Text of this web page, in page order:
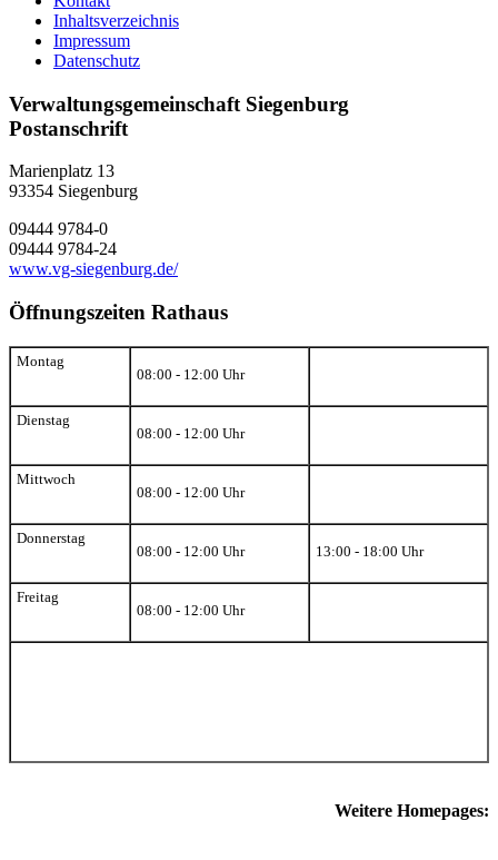
Inhaltsverzeichnis
Impressum
Datenschutz
Verwaltungsgemeinschaft Siegenburg
Postanschrift
Marienplatz 13
93354 Siegenburg
09444 9784-0
09444 9784-24
www.vg-siegenburg.de/
Öffnungszeiten Rathaus
Montag
08:00 - 12:00 Uhr
Dienstag
08:00 - 12:00 Uhr
Mittwoch
08:00 - 12:00 Uhr
Donnerstag
08:00 - 12:00 Uhr
13:00 - 18:00 Uhr
Freitag
08:00 - 12:00 Uhr
Weitere Homepages: